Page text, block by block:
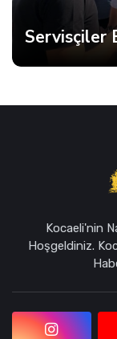
Kocaeli'nin
Hoşgeldiniz.